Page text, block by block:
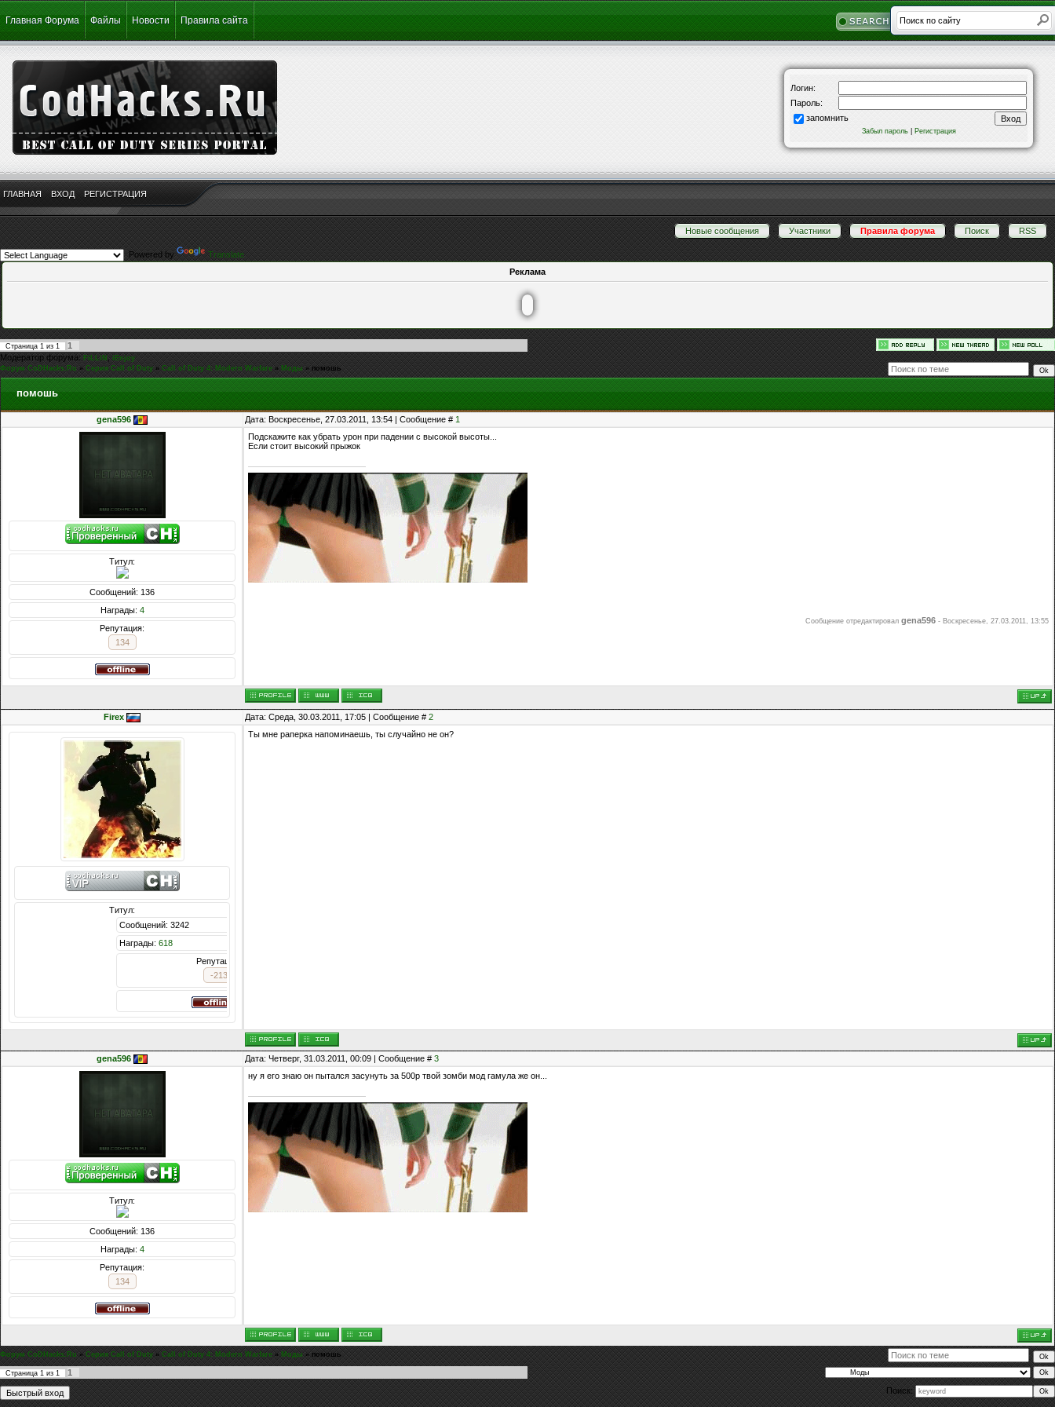
Главная Форума Файлы Новости Правила сайта
ГЛАВНАЯ ВХОД РЕГИСТРАЦИЯ
Логин:
Пароль:
запомнить
Забыл пароль| Регистрация
Новые сообщения · Участники · Правила форума · Поиск · RSS
Powered by
Translate
Реклама
Страница 1 из 1
1
Модератор форума: FiLLiN,iEnjoy
Форум CoDHacks.Ru » Серия Call of Duty » Call of Duty 4: Modern Warfare » Моды » помошь
помошь
gena596 Дата: Воскресенье, 27.03.2011, 13:54 | Сообщение # 1
Титул:
Сообщений: 136
Награды: 4
Репутация:
134
Подскажите как убрать урон при падении с высокой высоты...
Если стоит высокий прыжок
Сообщение отредактировал gena596 - Воскресенье, 27.03.2011, 13:55
Firex Дата: Среда, 30.03.2011, 17:05 | Сообщение # 2
Титул:
Сообщений: 3242
Ты мне раперка напоминаешь, ты случайно не он?
gena596 Дата: Четверг, 31.03.2011, 00:09 | Сообщение # 3
Титул:
Сообщений: 136
Награды: 4
Репутация:
134
ну я его знаю он пытался засунуть за 500р твой зомби мод гамула же он...
Форум CoDHacks.Ru » Серия Call of Duty » Call of Duty 4: Modern Warfare » Моды » помошь
Страница 1 из 1
1
Поиск: